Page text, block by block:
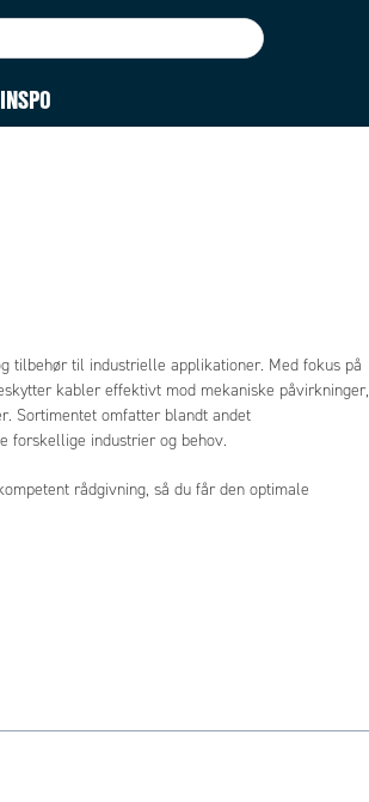
INSPO
tilbehør til industrielle applikationer. Med fokus på
kabler effektivt mod mekaniske påvirkninger,
Sortimentet omfatter blandt andet
forskellige industrier og behov.
rådgivning, så du får den optimale